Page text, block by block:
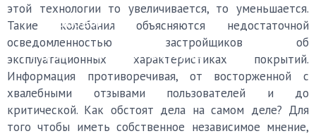
Черновой пол
Уборка
Каталог мастеров FAQ
этой технологии то увеличивается, то уменьшается.
Такие колебания объясняются недостаточной
осведомленностью застройщиков об
эксплуатационных характеристиках покрытий.
Информация противоречивая, от восторженной с
хвалебными отзывами пользователей и до
критической. Как обстоят дела на самом деле? Для
того чтобы иметь собственное независимое мнение,